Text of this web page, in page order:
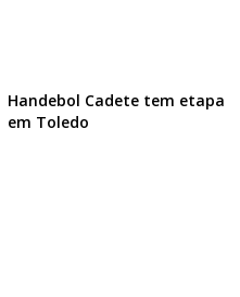
Handebol Cadete tem etapa
em Toledo